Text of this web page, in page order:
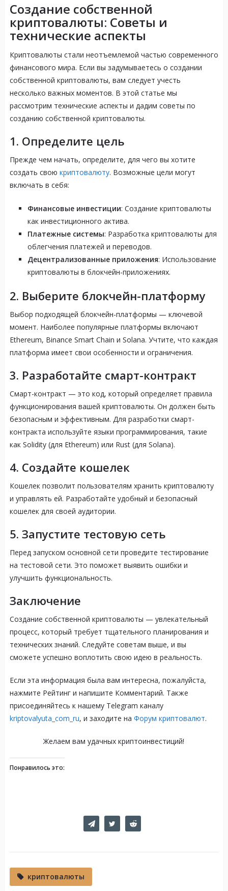
Создание собственной
криптовалюты: Советы и
технические аспекты
Криптовалюты стали неотъемлемой частью современного
финансового мира. Если вы задумываетесь о создании
собственной криптовалюты, вам следует учесть
несколько важных моментов. В этой статье мы
рассмотрим технические аспекты и дадим советы по
созданию собственной криптовалюты.
1. Определите цель
Прежде чем начать, определите, для чего вы хотите
создать свою криптовалюту. Возможные цели могут
включать в себя:
Финансовые инвестиции: Создание криптовалюты
как инвестиционного актива.
Платежные системы: Разработка криптовалюты для
облегчения платежей и переводов.
Децентрализованные приложения: Использование
криптовалюты в блокчейн-приложениях.
2. Выберите блокчейн-платформу
Выбор подходящей блокчейн-платформы — ключевой
момент. Наиболее популярные платформы включают
Ethereum, Binance Smart Chain и Solana. Учтите, что каждая
платформа имеет свои особенности и ограничения.
3. Разработайте смарт-контракт
Смарт-контракт — это код, который определяет правила
функционирования вашей криптовалюты. Он должен быть
безопасным и эффективным. Для разработки смарт-
контракта используйте языки программирования, такие
как Solidity (для Ethereum) или Rust (для Solana).
4. Создайте кошелек
Кошелек позволит пользователям хранить криптовалюту
и управлять ей. Разработайте удобный и безопасный
кошелек для своей аудитории.
5. Запустите тестовую сеть
Перед запуском основной сети проведите тестирование
на тестовой сети. Это поможет выявить ошибки и
улучшить функциональность.
Заключение
Создание собственной криптовалюты — увлекательный
процесс, который требует тщательного планирования и
технических знаний. Следуйте советам выше, и вы
сможете успешно воплотить свою идею в реальность.
Если эта информация была вам интересна, пожалуйста,
нажмите Рейтинг и напишите Комментарий. Также
присоединяйтесь к нашему Telegram каналу
kriptovalyuta_com_ru, и заходите на Форум криптовалют.
Желаем вам удачных криптоинвестиций!
Понравилось это:
криптовалюты